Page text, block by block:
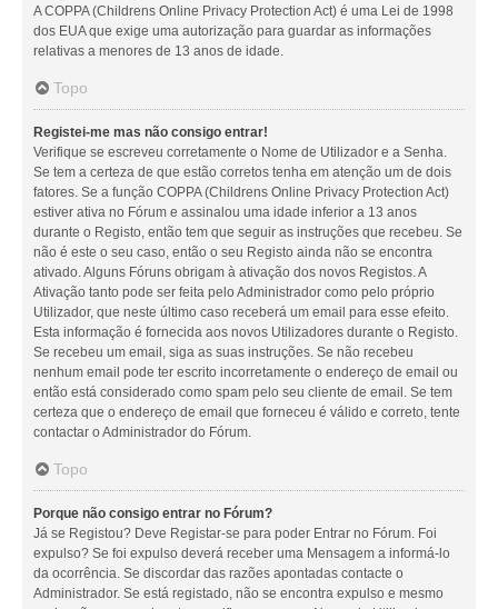
A COPPA (Childrens Online Privacy Protection Act) é uma Lei de 1998
dos EUA que exige uma autorização para guardar as informações
relativas a menores de 13 anos de idade.
Topo
Registei-me mas não consigo entrar!
Verifique se escreveu corretamente o Nome de Utilizador e a Senha.
Se tem a certeza de que estão corretos tenha em atenção um de dois
fatores. Se a função COPPA (Childrens Online Privacy Protection Act)
estiver ativa no Fórum e assinalou uma idade inferior a 13 anos
durante o Registo, então tem que seguir as instruções que recebeu. Se
não é este o seu caso, então o seu Registo ainda não se encontra
ativado. Alguns Fóruns obrigam à ativação dos novos Registos. A
Ativação tanto pode ser feita pelo Administrador como pelo próprio
Utilizador, que neste último caso receberá um email para esse efeito.
Esta informação é fornecida aos novos Utilizadores durante o Registo.
Se recebeu um email, siga as suas instruções. Se não recebeu
nenhum email pode ter escrito incorretamente o endereço de email ou
então está considerado como spam pelo seu cliente de email. Se tem
certeza que o endereço de email que forneceu é válido e correto, tente
contactar o Administrador do Fórum.
Topo
Porque não consigo entrar no Fórum?
Já se Registou? Deve Registar-se para poder Entrar no Fórum. Foi
expulso? Se foi expulso deverá receber uma Mensagem a informá-lo
da ocorrência. Se discordar das razões apontadas contacte o
Administrador. Se está registado, não se encontra expulso e mesmo